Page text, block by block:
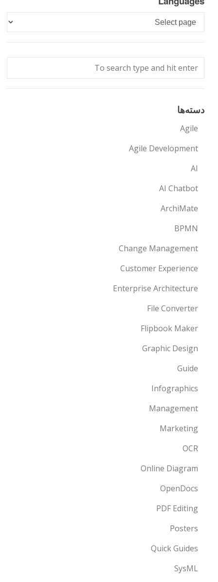
Languages
دسته‌ها
Agile
Agile Development
AI
AI Chatbot
ArchiMate
BPMN
Change Management
Customer Experience
Enterprise Architecture
File Converter
Flipbook Maker
Graphic Design
Guide
Infographics
Management
Marketing
OCR
Online Diagram
OpenDocs
PDF Editing
Posters
Quick Guides
SysML